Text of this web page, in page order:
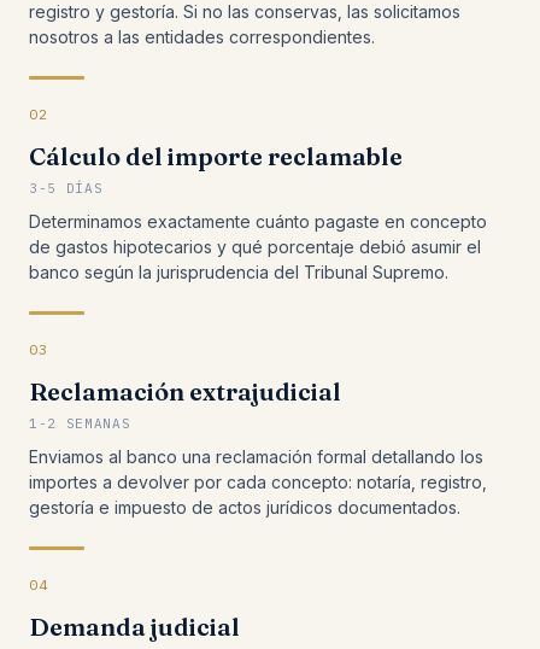
registro y gestoría. Si no las conservas, las solicitamos
nosotros a las entidades correspondientes.
02
Cálculo del importe reclamable
3-5 DÍAS
Determinamos exactamente cuánto pagaste en concepto
de gastos hipotecarios y qué porcentaje debió asumir el
banco según la jurisprudencia del Tribunal Supremo.
03
Reclamación extrajudicial
1-2 SEMANAS
Enviamos al banco una reclamación formal detallando los
importes a devolver por cada concepto: notaría, registro,
gestoría e impuesto de actos jurídicos documentados.
04
Demanda judicial